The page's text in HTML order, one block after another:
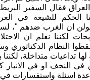
فقال السفير
الحكم للشيعة في
ان الغرب ضدهم "،
لكننا نعلم ان
النظام الدكتاتوري
تداعيات متداخلة،
في النجف او في
عدة اسئلة واستفسارات